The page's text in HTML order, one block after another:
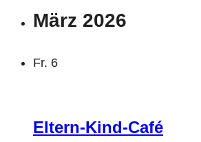
März 2026
Fr. 6
Eltern-Kind-Café